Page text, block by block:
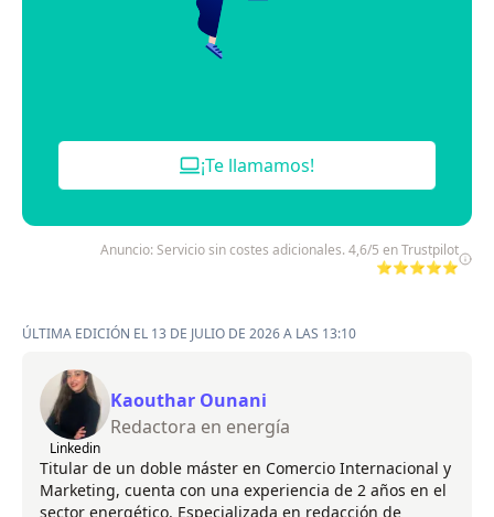
¡Te llamamos!
Anuncio: Servicio sin costes adicionales. 4,6/5 en Trustpilot
⭐⭐⭐⭐⭐
ÚLTIMA EDICIÓN EL 13 DE JULIO DE 2026 A LAS 13:10
Linkedin
Kaouthar Ounani
Redactora en energía
Titular de un doble máster en Comercio Internacional y
Marketing, cuenta con una experiencia de 2 años en el
sector energético. Especializada en redacción de